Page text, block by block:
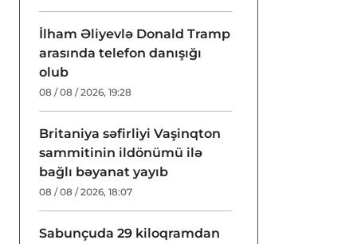
İlham Əliyevlə Donald Tramp
arasında telefon danışığı
olub
08 / 08 / 2026, 19:28
Britaniya səfirliyi Vaşinqton
sammitinin ildönümü ilə
bağlı bəyanat yayıb
08 / 08 / 2026, 18:07
Sabunçuda 29 kiloqramdan